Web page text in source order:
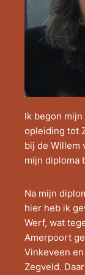
Ik begon
opleiding tot
bij de Willem
mijn diploma
Na mijn
hier heb ik
Werf, wat
Amerpoort
Vinkeveen
Zegveld.